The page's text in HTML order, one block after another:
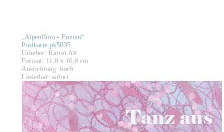
„Alpenflora - Enzian“
Postkarte pk5035
Urheber: Katrin Alt
Format: 11,8 x 16,8 cm
Ausrichtung: hoch
Lieferbar: sofort